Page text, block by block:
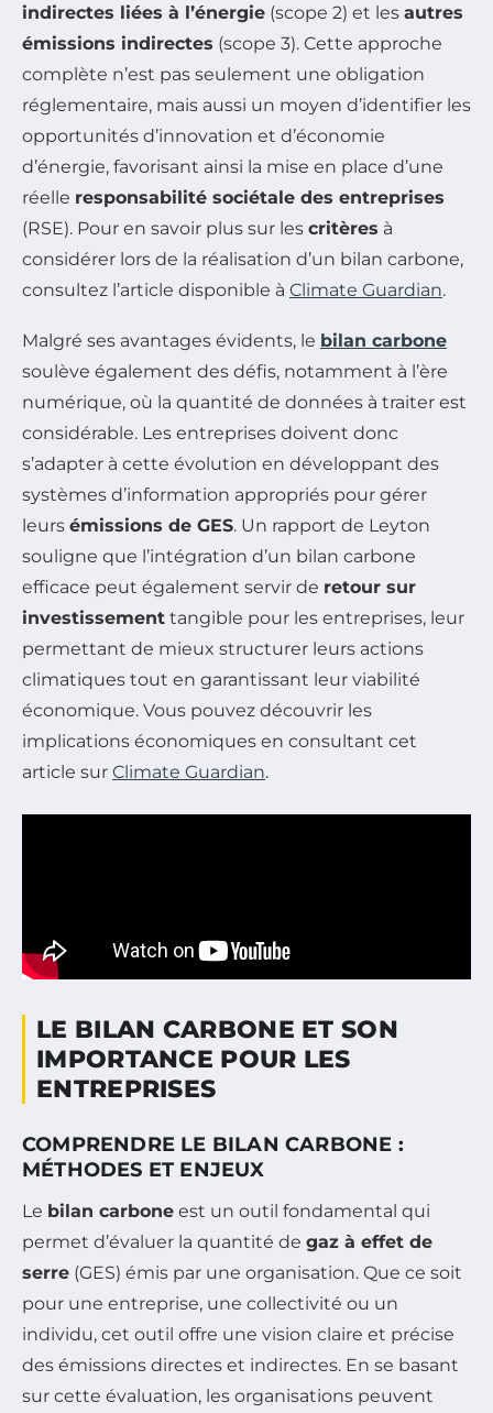
indirectes liées à l’énergie (scope 2) et les autres
émissions indirectes (scope 3). Cette approche
complète n’est pas seulement une obligation
réglementaire, mais aussi un moyen d’identifier les
opportunités d’innovation et d’économie
d’énergie, favorisant ainsi la mise en place d’une
réelle responsabilité sociétale des entreprises
(RSE). Pour en savoir plus sur les critères à
considérer lors de la réalisation d’un bilan carbone,
consultez l’article disponible à Climate Guardian.
Malgré ses avantages évidents, le bilan carbone
soulève également des défis, notamment à l’ère
numérique, où la quantité de données à traiter est
considérable. Les entreprises doivent donc
s’adapter à cette évolution en développant des
systèmes d’information appropriés pour gérer
leurs émissions de GES. Un rapport de Leyton
souligne que l’intégration d’un bilan carbone
efficace peut également servir de retour sur
investissement tangible pour les entreprises, leur
permettant de mieux structurer leurs actions
climatiques tout en garantissant leur viabilité
économique. Vous pouvez découvrir les
implications économiques en consultant cet
article sur Climate Guardian.
LE BILAN CARBONE ET SON
IMPORTANCE POUR LES
ENTREPRISES
COMPRENDRE LE BILAN CARBONE :
MÉTHODES ET ENJEUX
Le bilan carbone est un outil fondamental qui
permet d’évaluer la quantité de gaz à effet de
serre (GES) émis par une organisation. Que ce soit
pour une entreprise, une collectivité ou un
individu, cet outil offre une vision claire et précise
des émissions directes et indirectes. En se basant
sur cette évaluation, les organisations peuvent